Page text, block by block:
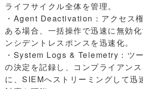
ライフサイクル全体を管理。
・Agent Deactivation：アクセス
ある場合、一括操作で迅速に無効
ンシデントレスポンスを迅速化。
・System Logs & Telemetry：ツ
の決定を記録し、コンプライアン
に、SIEMへストリーミングして迅